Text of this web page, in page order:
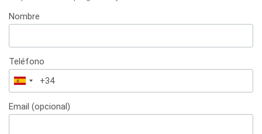
Nombre
Teléfono
España
+34
Email (opcional)